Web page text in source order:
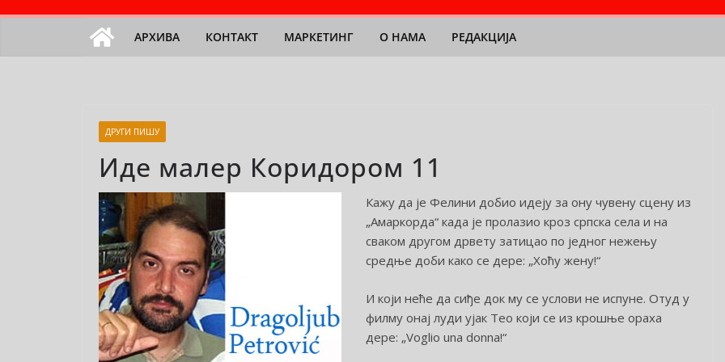
АРХИВА КОНТАКТ МАРКЕТИНГ О НАМА РЕДАКЦИЈА
ДРУГИ ПИШУ
Иде малер Коридором 11
Кажу да је Фелини добио идеју за ону чувену сцену из
„Амаркорда“ када је пролазио кроз српска села и на
сваком другом дрвету затицао по једног нежењу
средње доби како се дере: „Хоћу жену!“
И који неће да сиђе док му се услови не испуне. Отуд у
филму онај луди ујак Тео који се из крошње ораха
дере: „Voglio una donna!“